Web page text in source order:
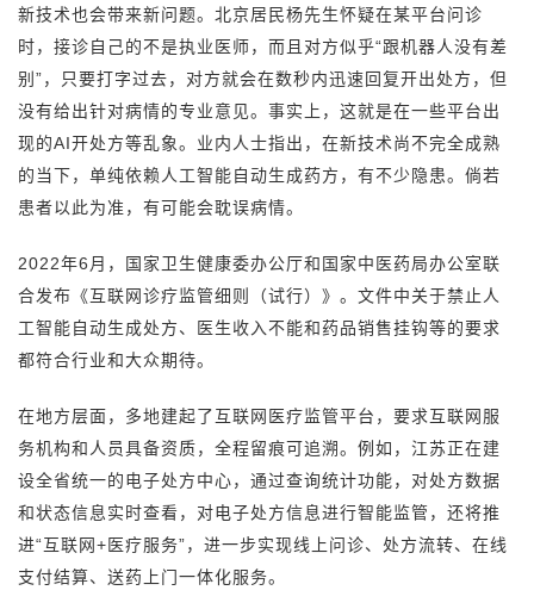
新技术也会带来新问题。北京居民杨先生怀疑在某平台问诊
时，接诊自己的不是执业医师，而且对方似乎“跟机器人没有差
别”，只要打字过去，对方就会在数秒内迅速回复开出处方，但
没有给出针对病情的专业意见。事实上，这就是在一些平台出
现的AI开处方等乱象。业内人士指出，在新技术尚不完全成熟
的当下，单纯依赖人工智能自动生成药方，有不少隐患。倘若
患者以此为准，有可能会耽误病情。
2022年6月，国家卫生健康委办公厅和国家中医药局办公室联
合发布《互联网诊疗监管细则（试行）》。文件中关于禁止人
工智能自动生成处方、医生收入不能和药品销售挂钩等的要求
都符合行业和大众期待。
在地方层面，多地建起了互联网医疗监管平台，要求互联网服
务机构和人员具备资质，全程留痕可追溯。例如，江苏正在建
设全省统一的电子处方中心，通过查询统计功能，对处方数据
和状态信息实时查看，对电子处方信息进行智能监管，还将推
进“互联网+医疗服务”，进一步实现线上问诊、处方流转、在线
支付结算、送药上门一体化服务。